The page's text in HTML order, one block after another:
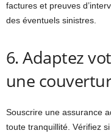
factures et preuves
des éventuels sinistres.
6. Adaptez
une
Souscrire une assurance
toute tranquillité. Vérifiez